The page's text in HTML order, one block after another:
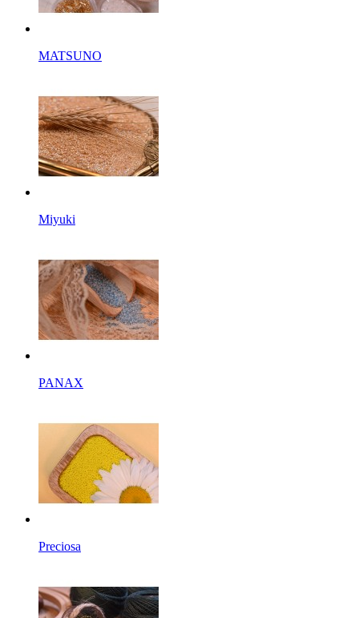
MATSUNO
Miyuki
PANAX
Preciosa